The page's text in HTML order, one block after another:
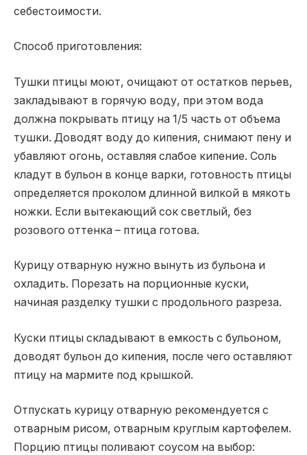
себестоимости.
Способ приготовления:
Тушки птицы моют, очищают от остатков перьев,
закладывают в горячую воду, при этом вода
должна покрывать птицу на 1/5 часть от объема
тушки. Доводят воду до кипения, снимают пену и
убавляют огонь, оставляя слабое кипение. Соль
кладут в бульон в конце варки, готовность птицы
определяется проколом длинной вилкой в мякоть
ножки. Если вытекающий сок светлый, без
розового оттенка – птица готова.
Курицу отварную нужно вынуть из бульона и
охладить. Порезать на порционные куски,
начиная разделку тушки с продольного разреза.
Куски птицы складывают в емкость с бульоном,
доводят бульон до кипения, после чего оставляют
птицу на мармите под крышкой.
Отпускать курицу отварную рекомендуется с
отварным рисом, отварным круглым картофелем.
Порцию птицы поливают соусом на выбор: